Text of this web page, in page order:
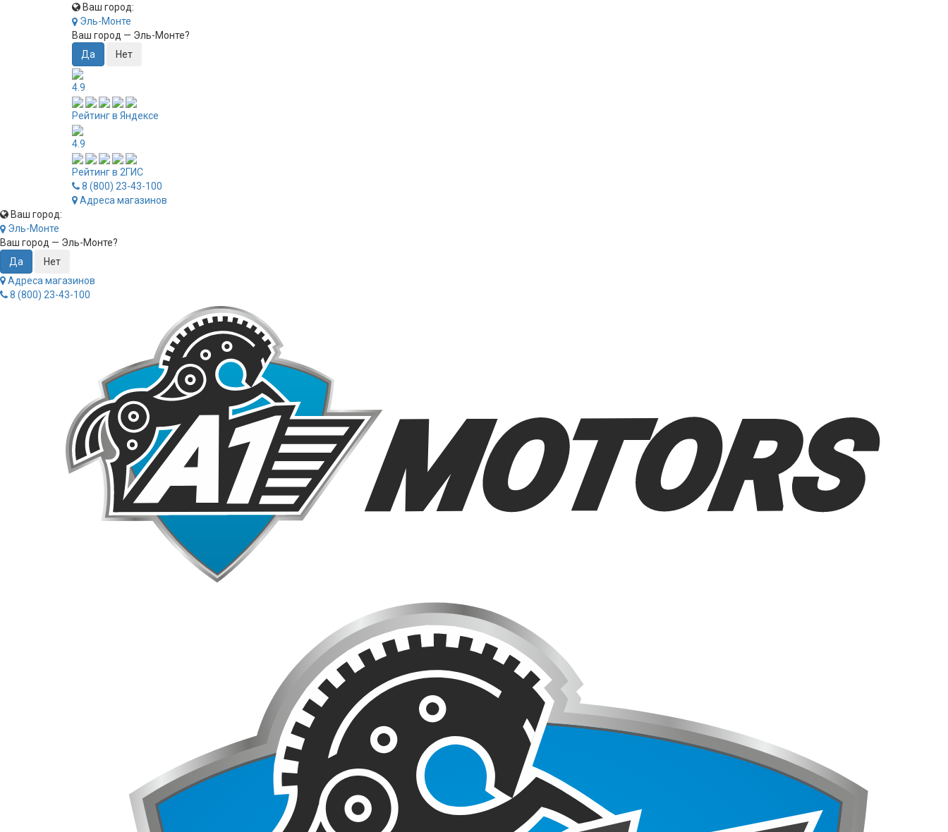
Ваш город:
Эль-Монте
Ваш город — Эль-Монте?
4.9
Рейтинг в Яндексе
4.9
Рейтинг в 2ГИС
8 (800) 23-43-100
Адреса магазинов
Ваш город:
Эль-Монте
Ваш город — Эль-Монте?
Адреса магазинов
8 (800) 23-43-100